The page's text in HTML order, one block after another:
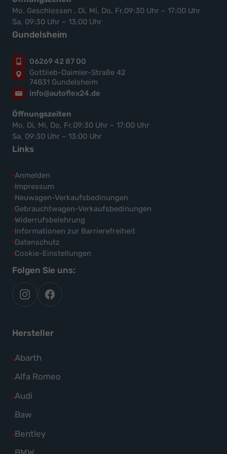
Mo. Geschlossen , Di, Mi, Do, Fr,09:30 Uhr – 17:00 Uhr
Sa, 09:30 Uhr – 13:00 Uhr
Gundelsheim
06269 42 87 00
Gottlieb-Daimler-Straße 42
74831 Gundelsheim
info@autoflex24.de
Öffnungszeiten
Mo, Di, Mi, Do, Fr,09:30 Uhr – 17:00 Uhr
Sa, 09:30 Uhr – 13:00 Uhr
Links
Anmelden
Impressum
Neuwagen-Verkaufsbedinungen
Gebrauchtwagen-Verkaufsbedinungen
Widerrufsbelehrung
Informationen zur Barrierefreiheit
Datenschutz
Cookie-Einstellungen
Folgen Sie uns:
autoflex
auf
autoflex24
auf
Hersteller
Abarth
Alle
Fahrzeuge
Abarth
anzeigen
Alfa Romeo
Alle
Fahrzeuge
Alfa
Romeo
anzeigen
Audi
Alle
Fahrzeuge
Audi
Baw
Alle
Fahrzeuge
Bentley
Alle
Fahrzeuge